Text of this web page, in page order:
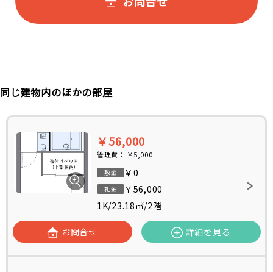
同じ建物内のほかの部屋
￥56,000
管理費： ￥5,000
敷金 ￥0
礼金
￥56,000
1K/23.18㎡/2階
お問合せ 詳細を見る